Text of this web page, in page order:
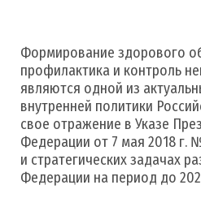
Формирование здорового
профилактика и контроль
являются одной из
внутренней политики
свое отражение в Указе
Федерации от 7 мая 2018 г.
и стратегических задачах
Федерации на период до